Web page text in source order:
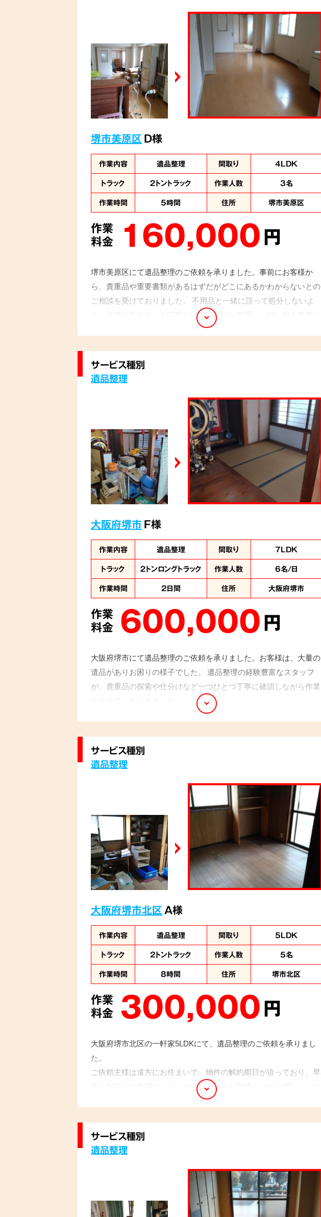
堺市美原区 D様
作業内容 遺品整理 間取り
4LDK
トラック
２トントラック 作業人数
3名
作業時間
5時間 住所 堺市美原区
作業
料金 160,000円
堺市美原区にて遺品整理のご依頼を承りました。事前にお客様か
ら、貴重品や重要書類があるはずだがどこにあるかわからないとの
ご相談を受けておりました。 不用品と一緒に誤って処分しないよ
う、本棚や引き出しを丁寧に確認しながら整理し、探し物も無事に
サービス種別
遺品整理
大阪府堺市F様
作業内容 遺品整理 間取り
7LDK
トラック
２トンロングトラック 作業人数
6名/日
作業時間
2日間 住所 大阪府堺市
作業
料金 600,000円
大阪府堺市にて遺品整理のご依頼を承りました。お客様は、大量の
遺品がありお困りの様子でした。 遺品整理の経験豊富なスタッフ
が、貴重品の探索や仕分けなど一つひとつ丁寧に確認しながら作業
サービス種別
遺品整理
大阪府堺市北区 A様
作業内容 遺品整理 間取り
5LDK
トラック
2トントラック 作業人数
5名
作業時間
8時間 住所 堺市北区
作業
料金 300,000円
大阪府堺市北区の一軒家5LDKにて、遺品整理のご依頼を承りまし
た。
ご依頼主様は遠方にお住まいで、物件の解約期日が迫っており、早
急な対応をご希望でした。ご依頼当日にお見積もりにお伺いし、ご
希望に沿って迅速かつ丁寧に作業を実施いたしました。原状回復に
からは「プロに任せて本当によかった」とお言葉をいただきました。
サービス種別
遺品整理